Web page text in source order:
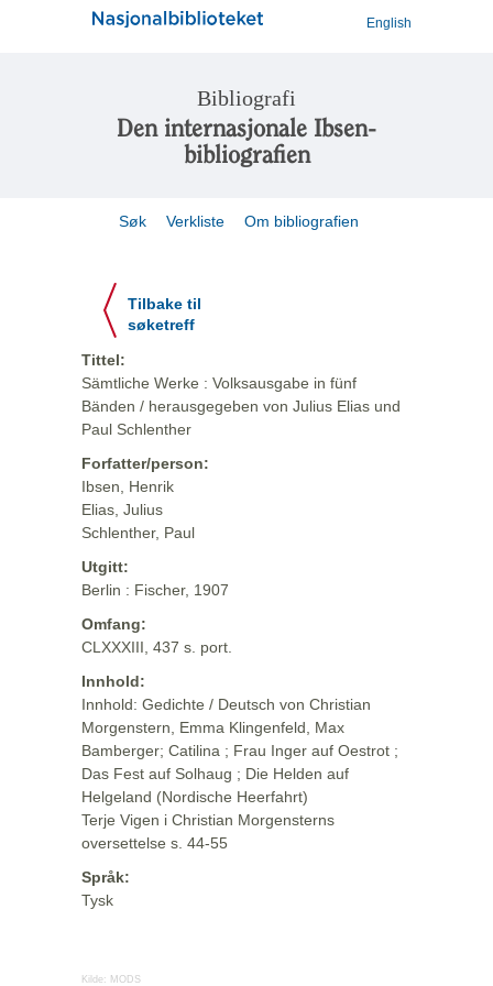
English
Bibliografi
Den internasjonale Ibsen-
bibliografien
Søk Verkliste Om bibliografien
Tilbake til
søketreff
Tittel:
Sämtliche Werke : Volksausgabe in fünf
Bänden / herausgegeben von Julius Elias und
Paul Schlenther
Forfatter/person:
Ibsen, Henrik
Elias, Julius
Schlenther, Paul
Utgitt:
Berlin : Fischer, 1907
Omfang:
CLXXXIII, 437 s. port.
Innhold:
Innhold: Gedichte / Deutsch von Christian
Morgenstern, Emma Klingenfeld, Max
Bamberger; Catilina ; Frau Inger auf Oestrot ;
Das Fest auf Solhaug ; Die Helden auf
Helgeland (Nordische Heerfahrt)
Terje Vigen i Christian Morgensterns
oversettelse s. 44-55
Språk:
Tysk
Kilde: MODS